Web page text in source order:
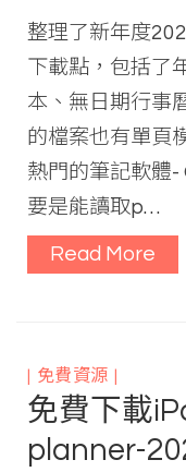
整理了新年度
下載點，包括了
本、無日期行事
的檔案也有單頁
熱門的筆記軟體
要是能讀取p…
Read More
免費資源
免費下載
planner-